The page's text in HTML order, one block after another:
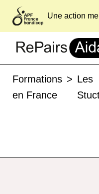
Une action
Formations
en France
> Les